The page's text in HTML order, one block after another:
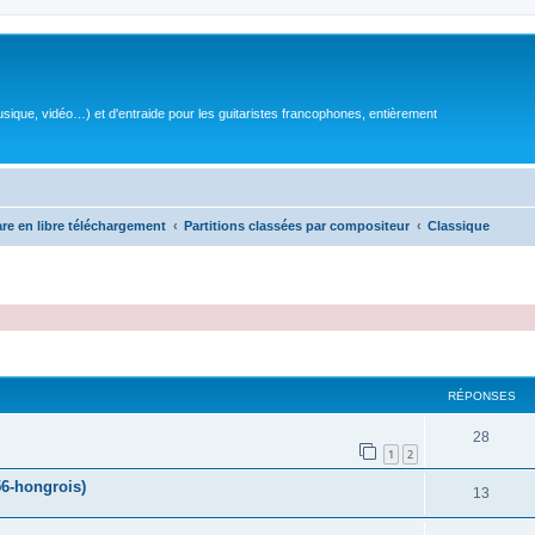
vidéo…) et d'entraide pour les guitaristes francophones, entièrement
en libre téléchargement Partitions classées par compositeur Classique
RÉPONSES
1 2
28
é
hongrois) 13
é